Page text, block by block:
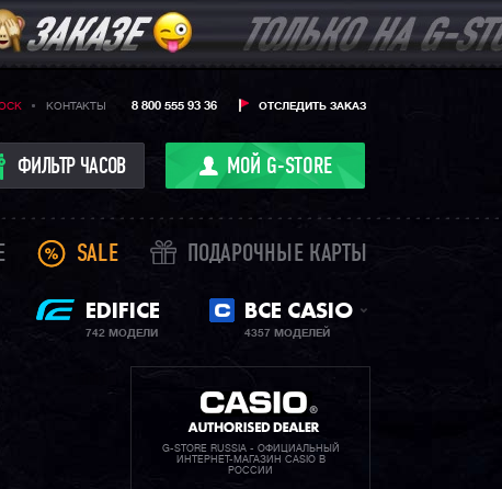
КОНТАКТЫ ОТСЛЕДИТЬ ЗАКАЗ
8 800 555 93 36
ФИЛЬТР ЧАСОВ МОЙ G-STORE
SALE ПОДАРОЧНЫЕ КАРТЫ
EDIFICE
742 МОДЕЛИ
ВСЕ CASIO
4357 МОДЕЛЕЙ
G-STORE RUSSIA - ОФИЦИАЛЬНЫЙ
ИНТЕРНЕТ-МАГАЗИН CASIO В
РОССИИ